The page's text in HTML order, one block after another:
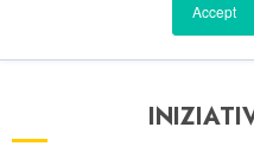
Accept